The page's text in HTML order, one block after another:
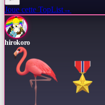
Joue cette TopList→
hirokoro